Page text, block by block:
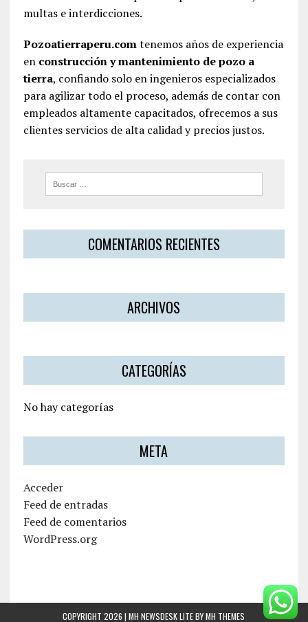
multas e interdicciones.
Pozoatierraperu.comtenemos años de experiencia
en construcción y mantenimiento de pozo a
tierra, confiando solo en ingenieros especializados
para agilizar todo el proceso, además de contar con
empleados altamente capacitados, ofrecemos a sus
clientes servicios de alta calidad y precios justos.
COMENTARIOS RECIENTES
ARCHIVOS
CATEGORÍAS
No hay categorías
META
Acceder
Feed de entradas
Feed de comentarios
WordPress.org
COPYRIGHT 2026 | MH NEWSDESK LITE BYMH THEMES